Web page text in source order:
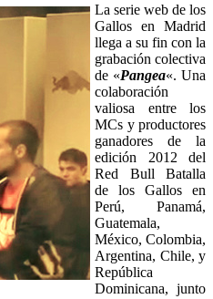
La serie web de los
Gallos en Madrid
llega a su fin con la
grabación colectiva
de «Pangea«. Una
colaboración
valiosa entre los
MCs y productores
ganadores de la
edición 2012 del
Red Bull Batalla
de los Gallos en
Perú, Panamá,
Guatemala,
México, Colombia,
Argentina, Chile, y
República
Dominicana, junto